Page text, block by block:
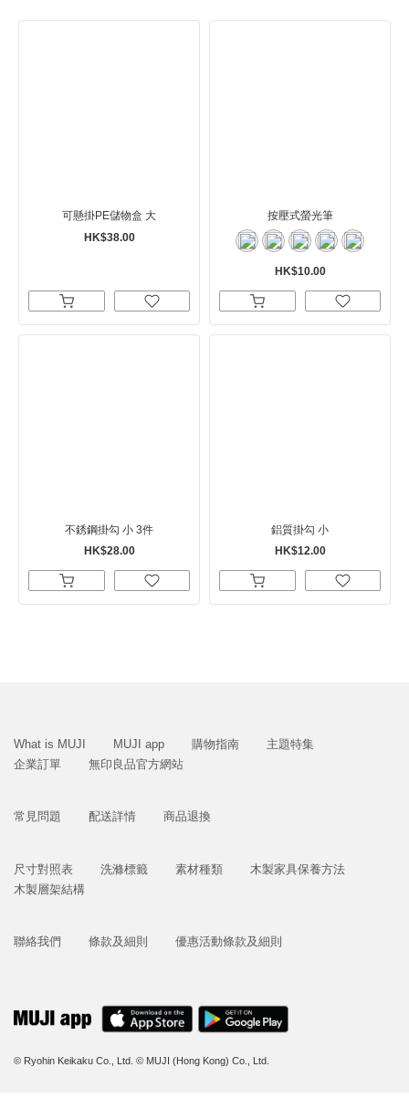
可懸掛PE儲物盒 大
HK$38.00
按壓式螢光筆
HK$10.00
不銹鋼掛勾 小 3件
HK$28.00
鋁質掛勾 小
HK$12.00
What is MUJI MUJI app 購物指南
主題特集
企業訂單
無印良品官方網站
常見問題 配送詳情 商品退換
尺寸對照表 洗滌標籤 素材種類
木製家具保養方法
木製層架結構
聯絡我們 條款及細則 優惠活動條款及細則
© Ryohin Keikaku Co., Ltd. © MUJI (Hong Kong) Co., Ltd.